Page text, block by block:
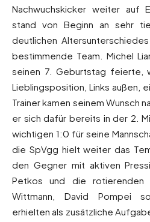
Nachwuchskicker weiter auf
stand von Beginn an sehr
deutlichen
bestimmende Team. Michel
seinen 7. Geburtstag feierte,
Lieblingsposition, Links außen,
Trainer kamen seinem Wunsch
er sich dafür bereits in der 2.
wichtigen 1:0 für seine
die SpVgg hielt weiter das
den Gegner mit aktiven
Petkos und die rotierenden
Wittmann, David Pompei
erhielten als zusätzliche